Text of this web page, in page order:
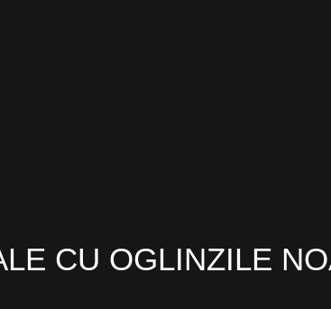
CU OGLINZILE